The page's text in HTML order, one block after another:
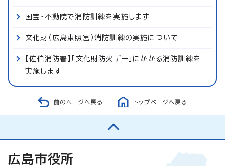
国宝・不動院で消防訓練を実施します
文化財（広島東照宮）消防訓練の実施について
【佐伯消防署】「文化財防火デー」にかかる消防訓練を
実施します
前のページへ戻る トップページへ戻る
広島市役所